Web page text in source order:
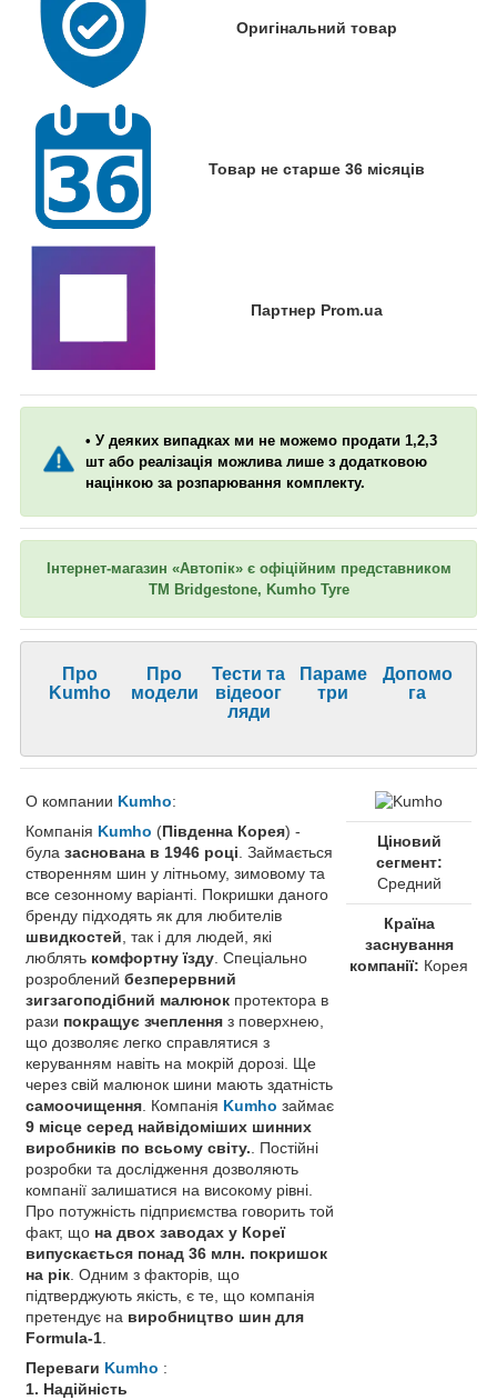
Оригінальний товар
Товар не старше 36 місяців
Партнер Prom.ua
• У деяких випадках ми не можемо продати 1,2,3
шт або реалізація можлива лише з додатковою
націнкою за розпарювання комплекту.
Інтернет-магазин «Автопік» є офіційним представником
ТМ Bridgestone, Kumho Tyre
Про
Kumho
Про
модели
Тести та
відеоог
ляди
Параме
три
Допомо
га
О компании Kumho:
Компанія Kumho (Південна Корея) -
була заснована в 1946 році . Займається
створенням шин у літньому, зимовому та
все сезонному варіанті. Покришки даного
бренду підходять як для любителів
швидкостей , так і для людей, які
люблять комфортну їзду . Спеціально
розроблений безперервний
зигзагоподібний малюнок протектора в
рази покращує зчеплення з поверхнею,
що дозволяє легко справлятися з
керуванням навіть на мокрій дорозі. Ще
через свій малюнок шини мають здатність
самоочищення . Компанія Kumho займає
9 місце серед найвідоміших шинних
виробників по всьому світу. . Постійні
розробки та дослідження дозволяють
компанії залишатися на високому рівні.
Про потужність підприємства говорить той
факт, що на двох заводах у Кореї
випускається понад 36 млн. покришок
на рік . Одним з факторів, що
підтверджують якість, є те, що компанія
претендує на виробництво шин для
Formula-1
Переваги Kumho :
1. Надійність
Ціновий
сегмент:
Средний
Країна
заснування
компанії: Корея